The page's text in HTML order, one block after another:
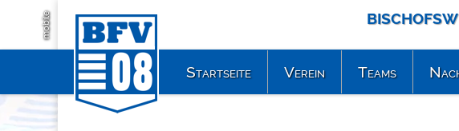
mobile
Startseite Verein Teams